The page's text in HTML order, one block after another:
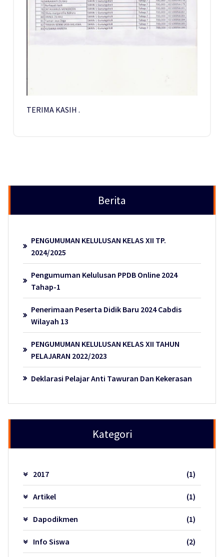
TERIMA KASIH .
Berita
PENGUMUMAN KELULUSAN KELAS XII TP.
2024/2025
Pengumuman Kelulusan PPDB Online 2024
Tahap-1
Penerimaan Peserta Didik Baru 2024 Cabdis
Wilayah 13
PENGUMUMAN KELULUSAN KELAS XII TAHUN
PELAJARAN 2022/2023
Deklarasi Pelajar Anti Tawuran Dan Kekerasan
Kategori
2017 (1)
Artikel (1)
Dapodikmen (1)
Info Siswa (2)